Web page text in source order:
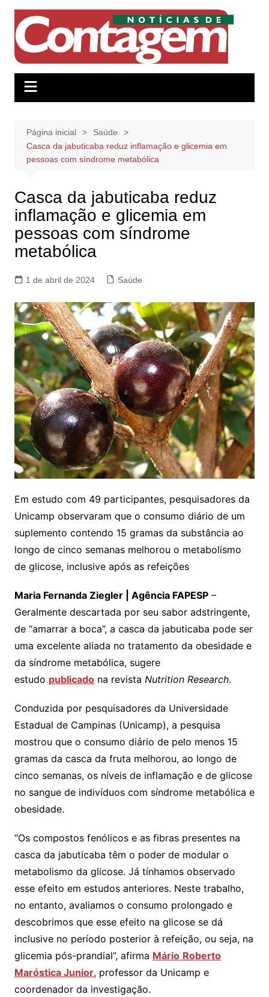
conteúdo
Página inicial
Saúde
Casca da jabuticaba reduz inflamação e glicemia em
pessoas com síndrome metabólica
Casca da jabuticaba reduz
inflamação e glicemia em
pessoas com síndrome
metabólica
1 de abril de 2024 Saúde
Em estudo com 49 participantes, pesquisadores da
Unicamp observaram que o consumo diário de um
suplemento contendo 15 gramas da substância ao
longo de cinco semanas melhorou o metabolismo
de glicose, inclusive após as refeições
Maria Fernanda Ziegler | Agência FAPESP–
Geralmente descartada por seu sabor adstringente,
de “amarrar a boca”, a casca da jabuticaba pode ser
uma excelente aliada no tratamento da obesidade e
da síndrome metabólica, sugere
estudo publicadona revista Nutrition Research.
Conduzida por pesquisadores da Universidade
Estadual de Campinas (Unicamp), a pesquisa
mostrou que o consumo diário de pelo menos 15
gramas da casca da fruta melhorou, ao longo de
cinco semanas, os níveis de inflamação e de glicose
no sangue de indivíduos com síndrome metabólica e
obesidade.
“Os compostos fenólicos e as fibras presentes na
casca da jabuticaba têm o poder de modular o
metabolismo da glicose. Já tínhamos observado
esse efeito em estudos anteriores. Neste trabalho,
no entanto, avaliamos o consumo prolongado e
descobrimos que esse efeito na glicose se dá
inclusive no período posterior à refeição, ou seja, na
glicemia pós-prandial”, afirma Mário Roberto
Maróstica Junior, professor da Unicamp e
coordenador da investigação.